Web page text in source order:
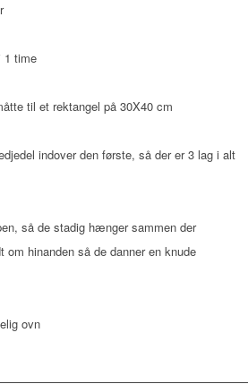
time
til et rektangel på 30X40 cm
indover den første, så der er 3 lag i alt
så de stadig hænger sammen der
hinanden så de danner en knude
ovn